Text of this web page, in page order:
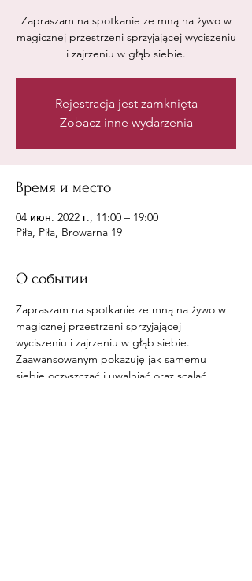
Zapraszam na spotkanie ze mną na żywo w
magicznej przestrzeni sprzyjającej wyciszeniu
i zajrzeniu w głąb siebie.
Rejestracja jest zamknięta
Zobacz inne wydarzenia
Время и место
04 июн. 2022 г., 11:00 – 19:00
Piła, Piła, Browarna 19
О событии
Zapraszam na spotkanie ze mną na żywo w
magicznej przestrzeni sprzyjającej
wyciszeniu i zajrzeniu w głąb siebie.
Zaawansowanym pokazuję jak samemu
siebie oczyszczać i uwalniać oraz scalać.